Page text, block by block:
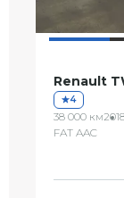
Renault
4
38 000 км
FAT AAC